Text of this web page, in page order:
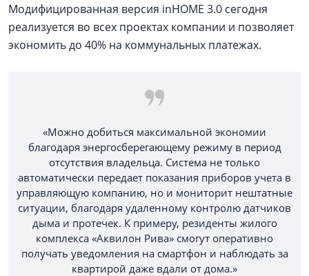
Модифицированная версия inHOME 3.0 сегодня
реализуется во всех проектах компании и позволяет
экономить до 40% на коммунальных платежах.
«Можно добиться максимальной экономии
благодаря энергосберегающему режиму в период
отсутствия владельца. Система не только
автоматически передает показания приборов учета в
управляющую компанию, но и мониторит нештатные
ситуации, благодаря удаленному контролю датчиков
дыма и протечек. К примеру, резиденты жилого
комплекса «Аквилон Рива» смогут оперативно
получать уведомления на смартфон и наблюдать за
квартирой даже вдали от дома.»